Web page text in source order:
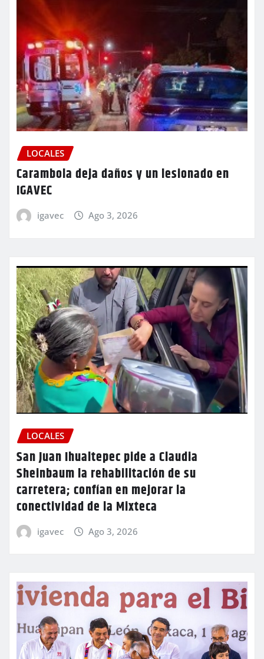
LOCALES
Carambola deja daños y un lesionado en
IGAVEC
igavec Ago 3, 2026
LOCALES
San Juan Ihualtepec pide a Claudia
Sheinbaum la rehabilitación de su
carretera; confían en mejorar la
conectividad de la Mixteca
igavec Ago 3, 2026